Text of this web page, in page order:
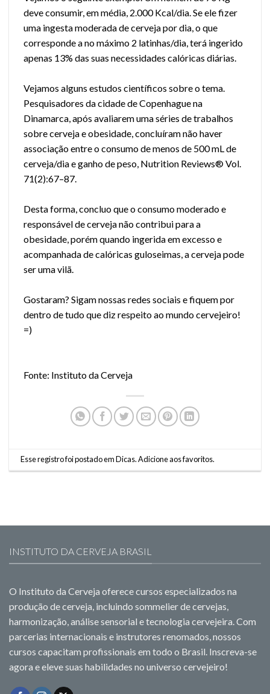
deve consumir, em média, 2.000 Kcal/dia. Se ele fizer
uma ingesta moderada de cerveja por dia, o que
corresponde a no máximo 2 latinhas/dia, terá ingerido
apenas 13% das suas necessidades calóricas diárias.
Vejamos alguns estudos científicos sobre o tema.
Pesquisadores da cidade de Copenhague na
Dinamarca, após avaliarem uma séries de trabalhos
sobre cerveja e obesidade, concluíram não haver
associação entre o consumo de menos de 500 mL de
cerveja/dia e ganho de peso, Nutrition Reviews® Vol.
71(2):67–87.
Desta forma, concluo que o consumo moderado e
responsável de cerveja não contribui para a
obesidade, porém quando ingerida em excesso e
acompanhada de calóricas guloseimas, a cerveja pode
ser uma vilã.
Gostaram? Sigam nossas redes sociais e fiquem por
dentro de tudo que diz respeito ao mundo cervejeiro!
=)
Fonte: Instituto da Cerveja
Esse registro foi postado emDicas.Adicione aos favoritos.
INSTITUTO DA CERVEJA BRASIL
O Instituto da Cerveja oferece cursos especializados na
produção de cerveja, incluindo sommelier de cervejas,
harmonização, análise sensorial e tecnologia cervejeira. Com
parcerias internacionais e instrutores renomados, nossos
cursos capacitam profissionais em todo o Brasil. Inscreva-se
agora e eleve suas habilidades no universo cervejeiro!